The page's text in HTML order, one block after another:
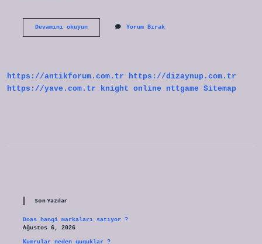
Devamını okuyunAsap
Yorum Bırak
https://antikforum.com.tr
https://dizaynup.com.tr
https://yave.com.tr
knight online nttgame Sitemap
Son Yazılar
Doas hangi markaları satıyor ?
Ağustos 6, 2026
Kumrular neden guguklar ?